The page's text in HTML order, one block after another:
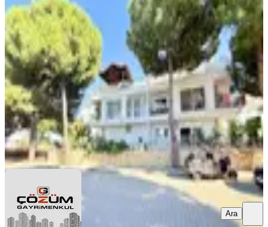
Denize Sadece 50 Metre! Yalı Dairesi
Didim, Mavişehir Mahallesi
2+1·100 m² ·1. Kat ·28.07.2026
6.500.000 ₺
ÇÖZÜM GAYRİMENKULAlattin Kalmaz
Ara
Ara